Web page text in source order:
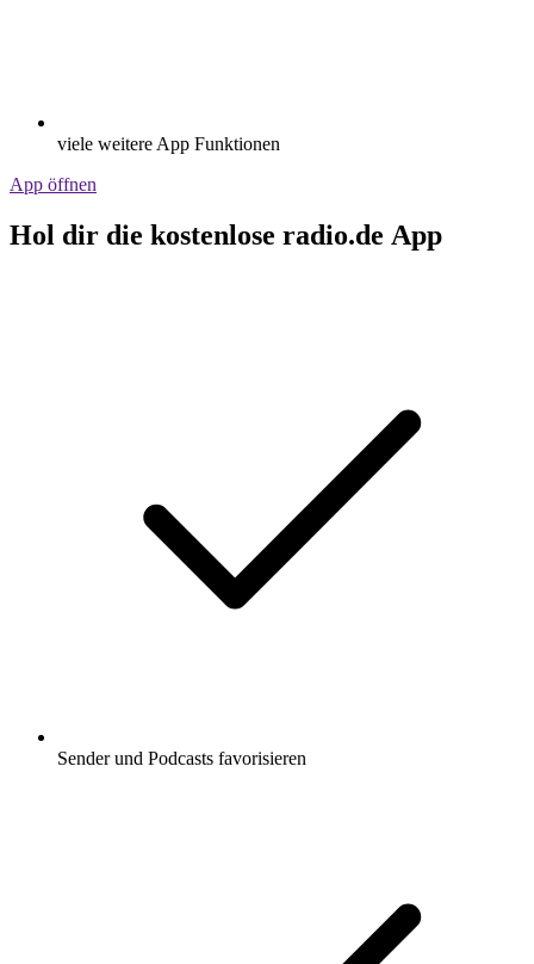
viele weitere App Funktionen
App öffnen
Hol dir die kostenlose radio.de App
Sender und Podcasts favorisieren